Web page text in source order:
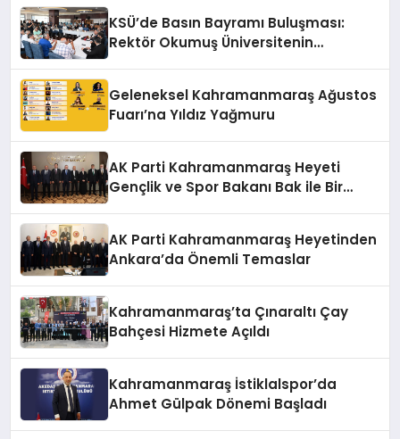
KSÜ’de Basın Bayramı Buluşması:
Rektör Okumuş Üniversitenin
Geleneksel Kahramanmaraş Ağustos
Fuarı’na Yıldız Yağmuru
AK Parti Kahramanmaraş Heyeti
Gençlik ve Spor Bakanı Bak ile Bir
AK Parti Kahramanmaraş Heyetinden
Ankara’da Önemli Temaslar
Kahramanmaraş’ta Çınaraltı Çay
Bahçesi Hizmete Açıldı
Kahramanmaraş İstiklalspor’da
Ahmet Gülpak Dönemi Başladı